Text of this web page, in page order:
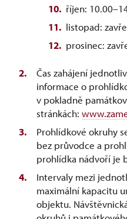
říjen:
listopad:
prosinec:
Čas zahájení
informace o
v pokladně
stránkách:
Prohlídkové okruhy
bez průvodce a
prohlídka nádvoří je
Intervaly mezi
maximální kapacitu
objektu.